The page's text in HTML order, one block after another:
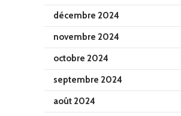
décembre 2024
novembre 2024
octobre 2024
septembre 2024
août 2024